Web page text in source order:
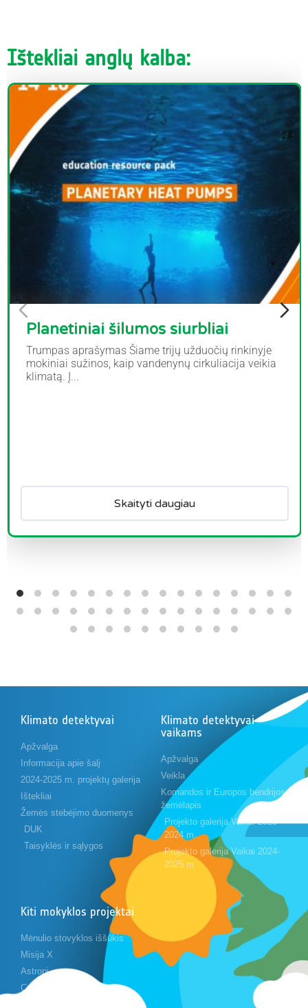
Ištekliai anglų kalba:
Planetiniai šilumos siurbliai
Trumpas aprašymas Šiame trijų užduočių rinkinyje
mokiniai sužinos, kaip vandenynų cirkuliacija veikia
klimatą. Į...
Skaityti daugiau
Klimato detektyvai
Apžvalga
Informacija apie šalį
2024-2025 m. projektų galerija
Ištekliai
Žemės stebėjimo duomenys
DUK
Taisyklės ir sąlygos
Klimato detektyvai
vaikams
Apžvalga
Veikla
Komandos ir Europos bendrijos
žemėlapis
Projekto galerija Vaikai 2023-
2024 m.
Projekto galerija Vaikai 2024-
2025 m.
Kiti mokyklos projektai
Mėnulio stovyklos iššūkis
Misija X
Astropi
Cansat